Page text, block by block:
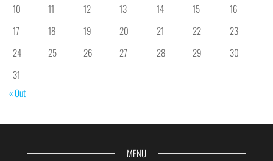
10
11 12 13 14 15
16
17
18 19 20 21 22
23
24
25 26 27 28 29
30
31
« Out
MENU